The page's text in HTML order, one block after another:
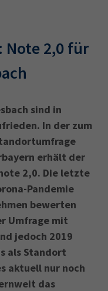
Log-in
AEVO
2,0 für
sind in
In der zum
erhält der
2,0. Die letzte
Pandemie
bewerten
Umfrage mit
jedoch 2019
als Standort
aktuell nur noch
das